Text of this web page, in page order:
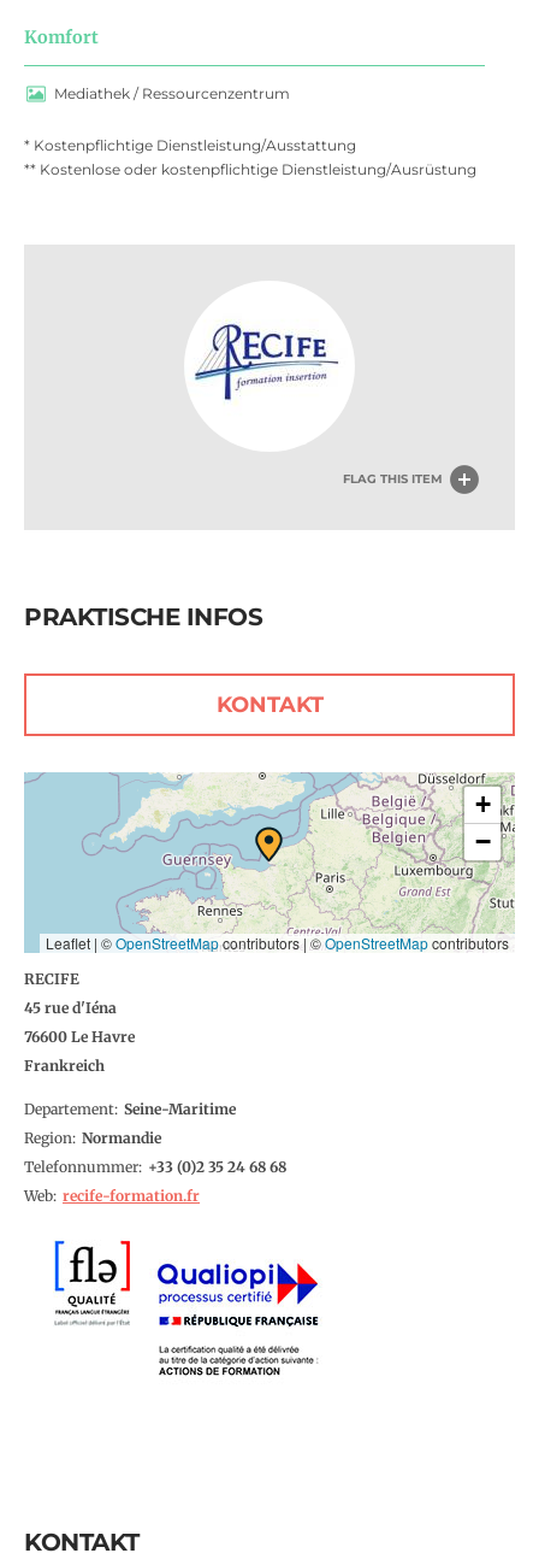
Komfort
Mediathek / Ressourcenzentrum
* Kostenpflichtige Dienstleistung/Ausstattung
** Kostenlose oder kostenpflichtige Dienstleistung/Ausrüstung
FLAG THIS ITEM
PRAKTISCHE INFOS
KONTAKT
+
−
Leaflet | ©OpenStreetMapcontributors|©OpenStreetMapcontributors
RECIFE
45 rue d'Iéna
76600 Le Havre
Frankreich
Departement Seine-Maritime
Region Normandie
Telefonnummer
2 35 24 68 68
Web recife-formation.fr
KONTAKT